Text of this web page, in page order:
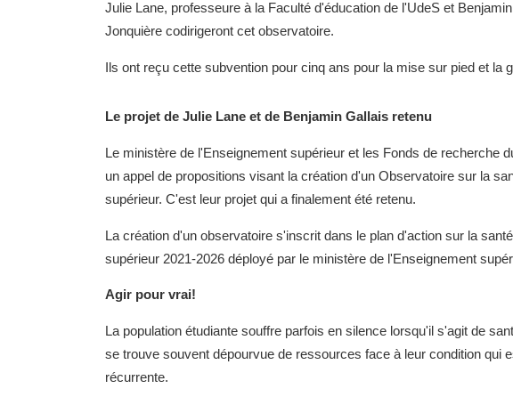
Julie Lane, professeure à la Faculté d'éducation de l'UdeS et
Jonquière codirigeront cet observatoire.
Ils ont reçu cette subvention pour cinq ans pour la mise sur pied et la
Le projet de Julie Lane et de Benjamin Gallais retenu
Le ministère de l'Enseignement supérieur et les Fonds de recherche
un appel de propositions visant la création d'un Observatoire sur la
supérieur. C'est leur projet qui a finalement été retenu.
La création d'un observatoire s'inscrit dans le plan d'action sur la
supérieur 2021-2026 déployé par le ministère de l'Enseignement
Agir pour vrai!
La population étudiante souffre parfois en silence lorsqu'il s'agit de
se trouve souvent dépourvue de ressources face à leur condition qui
récurrente.